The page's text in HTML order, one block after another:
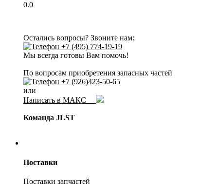
0.0
Остались вопросы? Звоните нам:
+7 (495) 774-19-19
Мы всегда готовы Вам помочь!
По вопросам приобретения запасных частей
+7 (926)423-50-65
или
Написать в МАКС
Команда JLST
Поставки
Поставки запчастей